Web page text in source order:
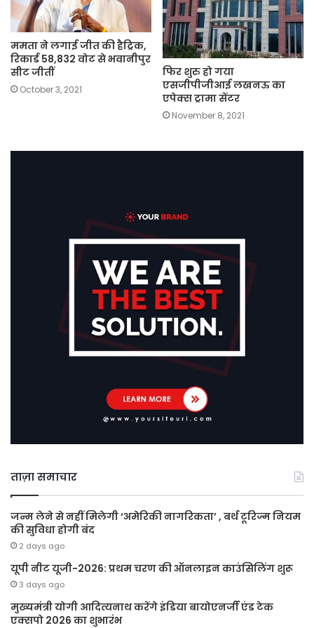
ममता ने लगाई जीत की हैट्रिक,
रिकार्ड 58,832 वोट से भवानीपुर
सीट जीतीं
October 3, 2021
फिर शुरु हो गया
एसजीपीजीआई लखनऊ का
एपेक्स ट्रामा सेंटर
November 8, 2021
ताज़ा समाचार
जन्म लेने से नहीं मिलेगी ‘अमेरिकी नागरिकता’ , बर्थ टूरिज्म नियम
की सुविधा होगी बंद
2 days ago
यूपी नीट यूजी-2026: प्रथम चरण की ऑनलाइन काउंसिलिंग शुरू
3 days ago
मुख्यमंत्री योगी आदित्यनाथ करेंगे इंडिया बायोएनर्जी एंड टेक
एक्सपो 2026 का शुभारंभ